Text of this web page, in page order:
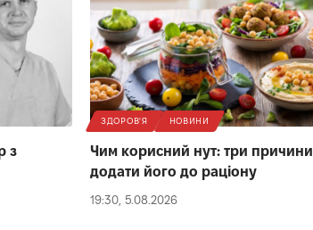
з
ЗДОРОВ'Я НОВИНИ
Чим корисний нут: три причини
додати його до раціону
19:30, 5.08.2026